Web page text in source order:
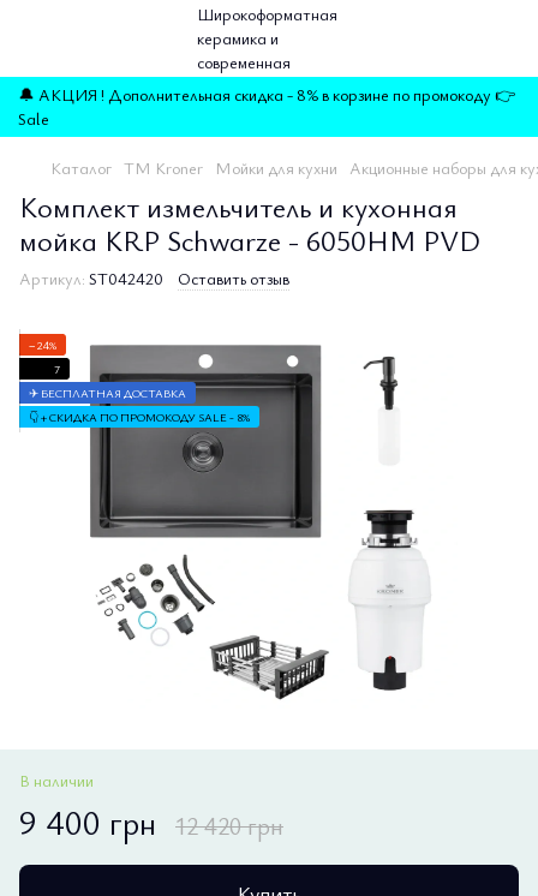
🔔 АКЦИЯ ! Дополнительная скидка - 8% в корзине по промокоду 👉
Sale
Каталог TM Kroner Мойки для кухни Акционные наборы для
Комплект измельчитель и кухонная
мойка KRP Schwarze - 6050HM PVD
Артикул: ST042420 Оставить отзыв
−24%
7
✈ БЕСПЛАТНАЯ ДОСТАВКА
👇 + СКИДКА ПО ПРОМОКОДУ SALE - 8%
В наличии
9 400 грн 12 420 грн